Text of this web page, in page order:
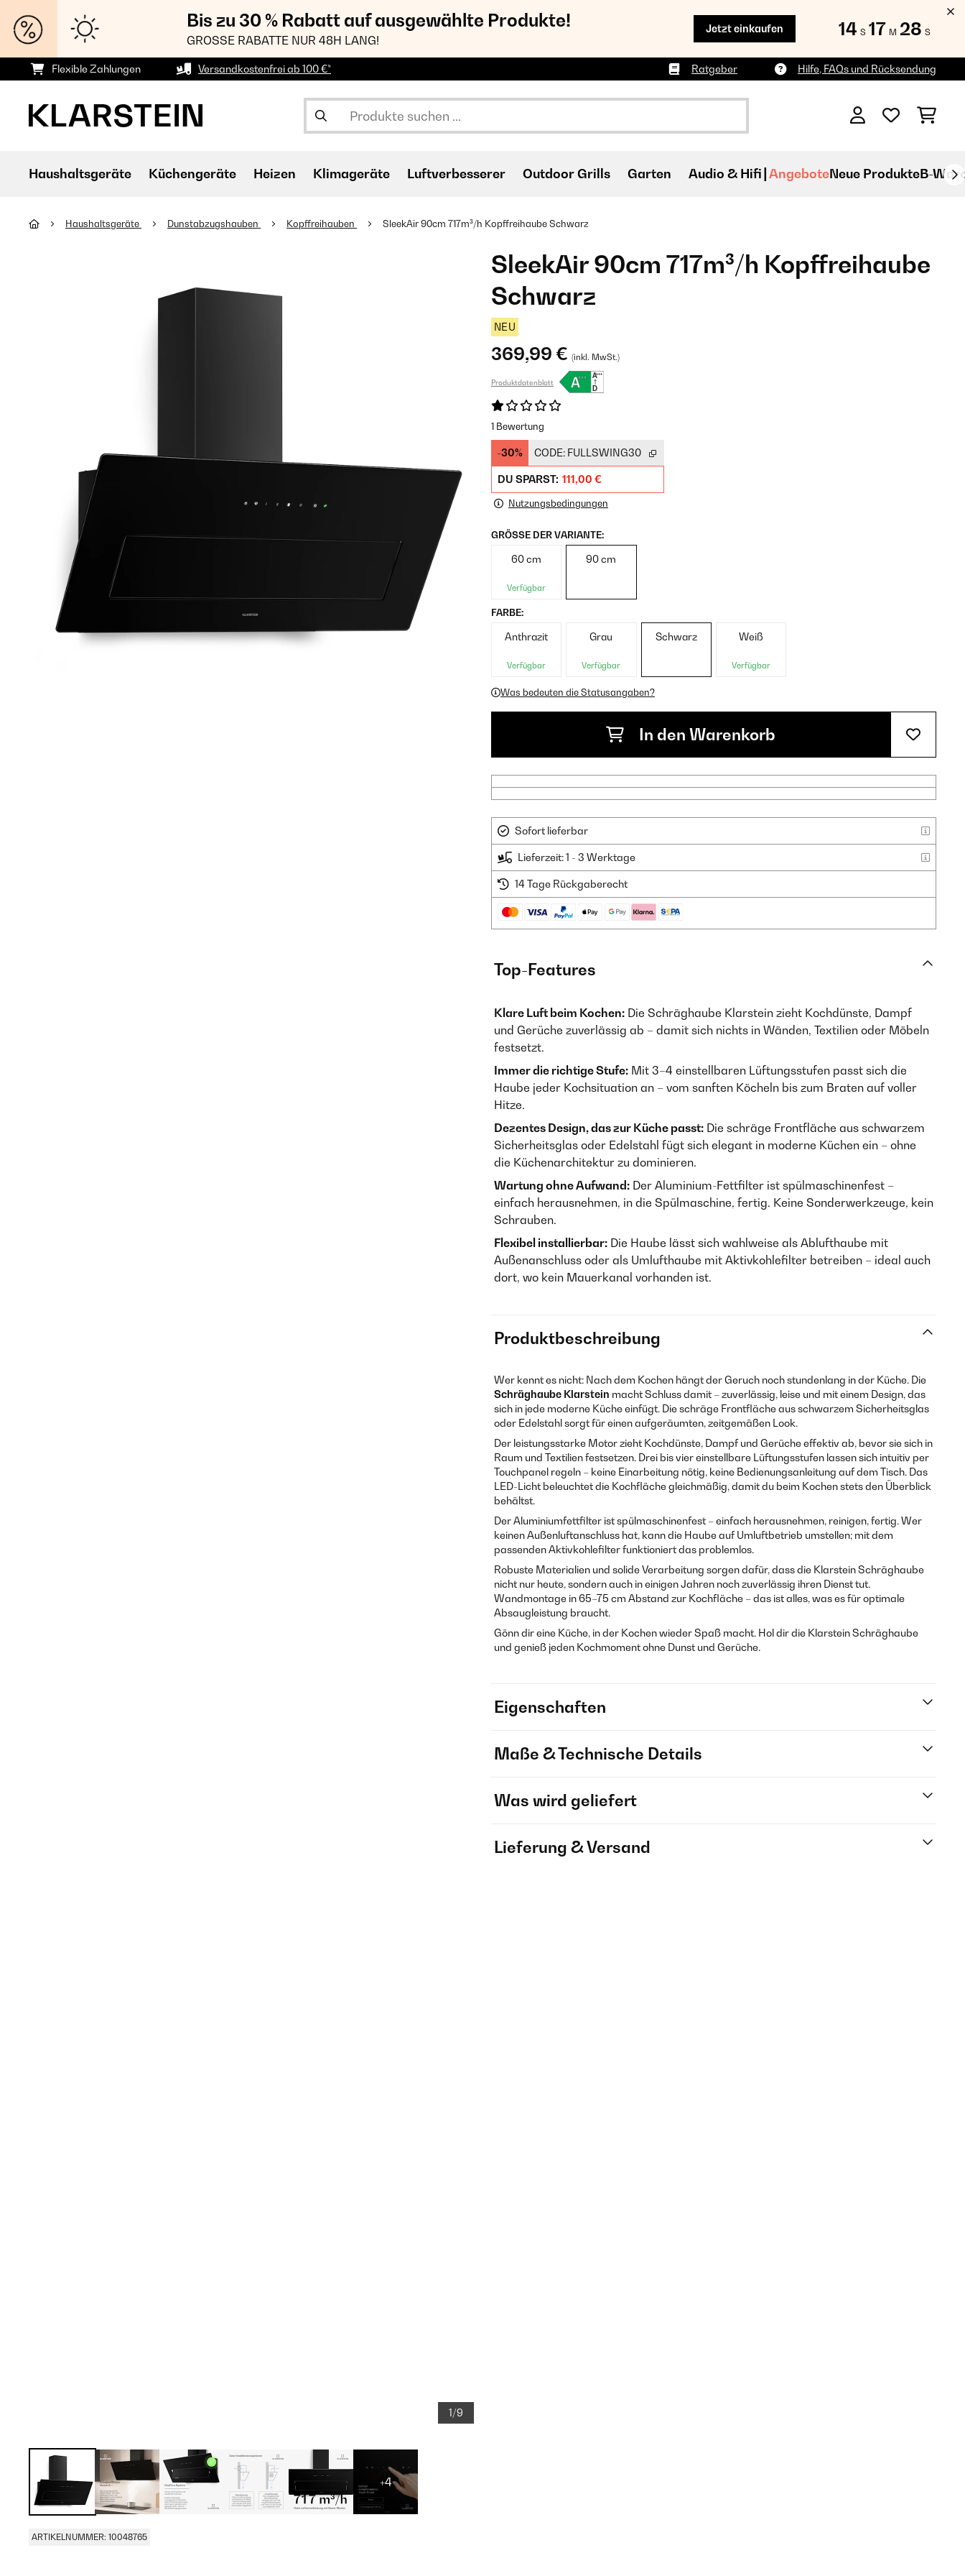
Bis zu 30 % Rabatt auf ausgewählte Produkte!
GROSSE RABATTE NUR 48H LANG!
Jetzt einkaufen 14 S 17 M 26 S
Flexible Zahlungen Versandkostenfrei ab 100 €* Ratgeber Hilfe, FAQs und Rücksendung
Haushaltsgeräte Küchengeräte Heizen Klimageräte Luftverbesserer Outdoor Grills Garten Audio & Hifi AngeboteNeue ProdukteB-
Haushaltsgeräte Dunstabzugshauben Kopffreihauben SleekAir 90cm 717m³/h Kopffreihaube Schwarz
1/9
+4
ARTIKELNUMMER: 10048765
SleekAir 90cm 717m³/h Kopffreihaube
Schwarz
NEU
369,99 € (inkl. MwSt.)
Produktdatenblatt
1 Bewertung
-30% CODE: FULLSWING30
DU SPARST: 111,00 €
Nutzungsbedingungen
GRÖSSE DER VARIANTE:
60 cm
Verfügbar
90 cm
FARBE:
Anthrazit
Verfügbar
Grau
Verfügbar
Schwarz Weiß
Verfügbar
Was bedeuten die Statusangaben?
In den Warenkorb
Sofort lieferbar
Lieferzeit: 1 - 3 Werktage
14 Tage Rückgaberecht
Top-Features
Klare Luft beim Kochen: Die Schräghaube Klarstein zieht Kochdünste, Dampf
und Gerüche zuverlässig ab – damit sich nichts in Wänden, Textilien oder Möbeln
festsetzt.
Immer die richtige Stufe: Mit 3–4 einstellbaren Lüftungsstufen passt sich die
Haube jeder Kochsituation an – vom sanften Köcheln bis zum Braten auf voller
Hitze.
Dezentes Design, das zur Küche passt: Die schräge Frontfläche aus schwarzem
Sicherheitsglas oder Edelstahl fügt sich elegant in moderne Küchen ein – ohne
die Küchenarchitektur zu dominieren.
Wartung ohne Aufwand: Der Aluminium-Fettfilter ist spülmaschinenfest –
einfach herausnehmen, in die Spülmaschine, fertig. Keine Sonderwerkzeuge, kein
Schrauben.
Flexibel installierbar: Die Haube lässt sich wahlweise als Ablufthaube mit
Außenanschluss oder als Umlufthaube mit Aktivkohlefilter betreiben – ideal auch
dort, wo kein Mauerkanal vorhanden ist.
Produktbeschreibung
Wer kennt es nicht: Nach dem Kochen hängt der Geruch noch stundenlang in der Küche. Die
Schräghaube Klarstein macht Schluss damit – zuverlässig, leise und mit einem Design, das
sich in jede moderne Küche einfügt. Die schräge Frontfläche aus schwarzem Sicherheitsglas
oder Edelstahl sorgt für einen aufgeräumten, zeitgemäßen Look.
Der leistungsstarke Motor zieht Kochdünste, Dampf und Gerüche effektiv ab, bevor sie sich in
Raum und Textilien festsetzen. Drei bis vier einstellbare Lüftungsstufen lassen sich intuitiv per
Touchpanel regeln – keine Einarbeitung nötig, keine Bedienungsanleitung auf dem Tisch. Das
LED-Licht beleuchtet die Kochfläche gleichmäßig, damit du beim Kochen stets den Überblick
behältst.
Der Aluminiumfettfilter ist spülmaschinenfest – einfach herausnehmen, reinigen, fertig. Wer
keinen Außenluftanschluss hat, kann die Haube auf Umluftbetrieb umstellen; mit dem
passenden Aktivkohlefilter funktioniert das problemlos.
Robuste Materialien und solide Verarbeitung sorgen dafür, dass die Klarstein Schräghaube
nicht nur heute, sondern auch in einigen Jahren noch zuverlässig ihren Dienst tut.
Wandmontage in 65–75 cm Abstand zur Kochfläche – das ist alles, was es für optimale
Absaugleistung braucht.
Gönn dir eine Küche, in der Kochen wieder Spaß macht. Hol dir die Klarstein Schräghaube
und genieß jeden Kochmoment ohne Dunst und Gerüche.
Eigenschaften
Maße & Technische Details
Was wird geliefert
Lieferung & Versand